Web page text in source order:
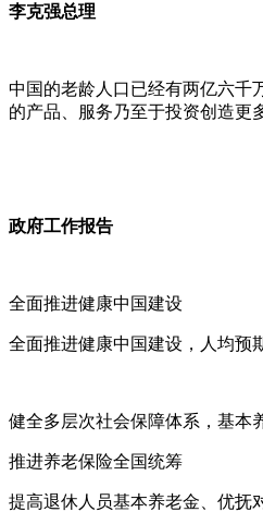
李克强总理
中国的老龄人口已经有两亿六千
的产品、服务乃至于投资创造更
政府工作报告
全面推进健康中国建设
全面推进健康中国建设，人均预
健全多层次社会保障体系，基本
推进养老保险全国统筹
提高退休人员基本养老金、优抚